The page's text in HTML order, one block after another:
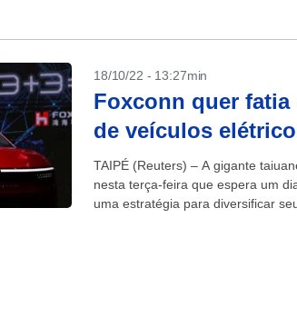
18/10/22 - 13:27min
Foxconn quer fatia
de veículos
TAIPÉ (Reuters) – A gigante
nesta terça-feira que espera um
uma estratégia para diversificar